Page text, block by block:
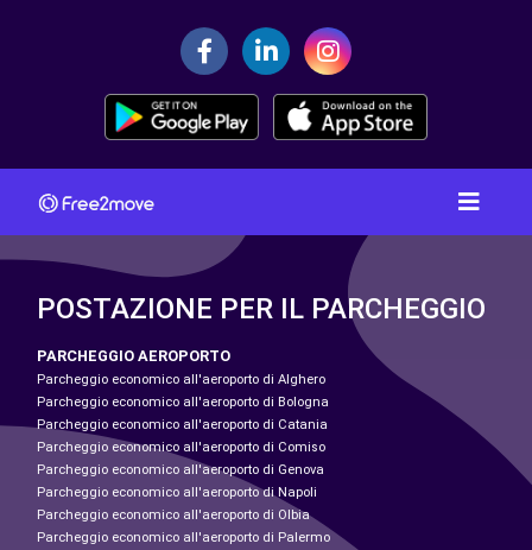
POSTAZIONE PER IL PARCHEGGIO
PARCHEGGIO AEROPORTO
Parcheggio economico all'aeroporto di Alghero
Parcheggio economico all'aeroporto di Bologna
Parcheggio economico all'aeroporto di Catania
Parcheggio economico all'aeroporto di Comiso
Parcheggio economico all'aeroporto di Genova
Parcheggio economico all'aeroporto di Napoli
Parcheggio economico all'aeroporto di Olbia
Parcheggio economico all'aeroporto di Palermo